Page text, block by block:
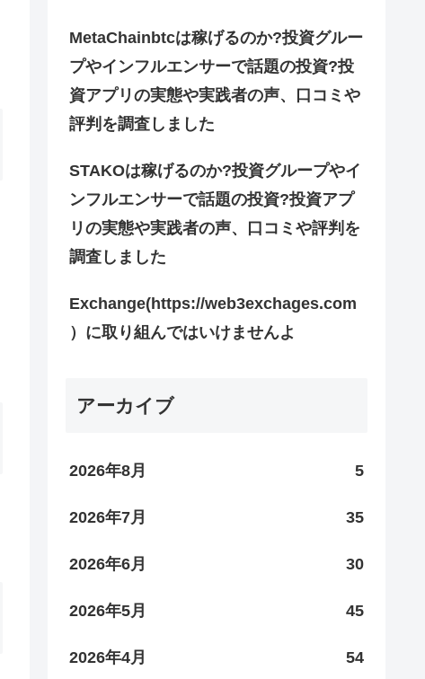
MetaChainbtcは稼げるのか?投資グルー
プやインフルエンサーで話題の投資?投
資アプリの実態や実践者の声、口コミや
評判を調査しました
STAKOは稼げるのか?投資グループやイ
ンフルエンサーで話題の投資?投資アプ
リの実態や実践者の声、口コミや評判を
調査しました
Exchange(https://web3exchages.com
）に取り組んではいけませんよ
アーカイブ
2026年8月 5
2026年7月 35
2026年6月 30
2026年5月 45
2026年4月 54